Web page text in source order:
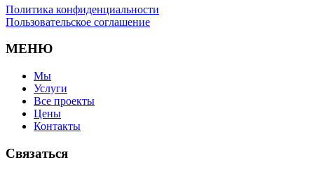
Политика конфиденциальности
Пользовательское соглашение
МЕНЮ
Мы
Услуги
Все проекты
Цены
Контакты
Связаться